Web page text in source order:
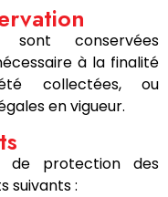
sont conservées
à la finalité
collectées, ou
en vigueur.
de protection des
suivants :